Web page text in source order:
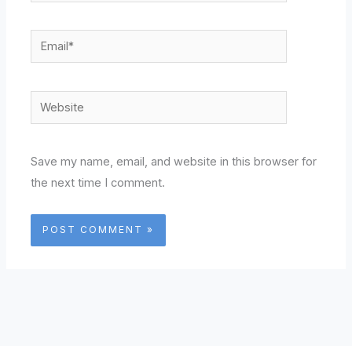
Email*
Website
Save my name, email, and website in this browser for
the next time I comment.